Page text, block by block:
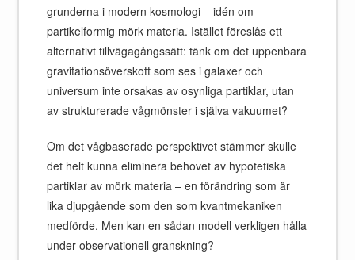
grunderna i modern kosmologi – idén om
partikelformig mörk materia. Istället föreslås ett
alternativt tillvägagångssätt: tänk om det uppenbara
gravitationsöverskott som ses i galaxer och
universum inte orsakas av osynliga partiklar, utan
av strukturerade vågmönster i själva vakuumet?
Om det vågbaserade perspektivet stämmer skulle
det helt kunna eliminera behovet av hypotetiska
partiklar av mörk materia – en förändring som är
lika djupgående som den som kvantmekaniken
medförde. Men kan en sådan modell verkligen hålla
under observationell granskning?